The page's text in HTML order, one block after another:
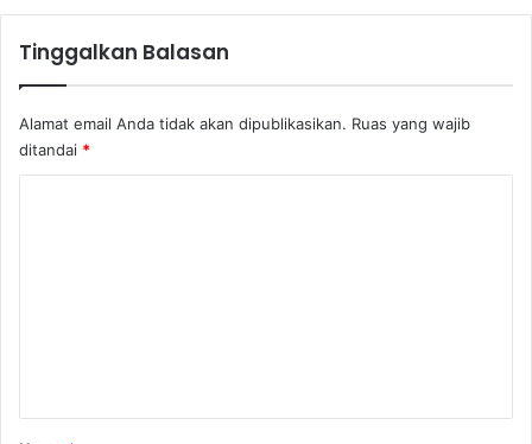
a
n
u
t
a
Tinggalkan Balasan
Alamat email Anda tidak akan dipublikasikan. Ruas yang wajib
ditandai *